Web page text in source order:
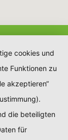
cookies und
Funktionen zu
akzeptieren“
die beteiligten
für